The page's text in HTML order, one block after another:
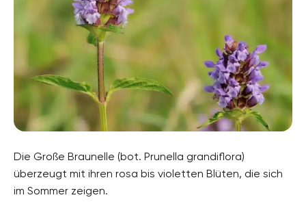
Die Große Braunelle (bot. Prunella grandiflora)
überzeugt mit ihren rosa bis violetten Blüten, die sich
im Sommer zeigen.